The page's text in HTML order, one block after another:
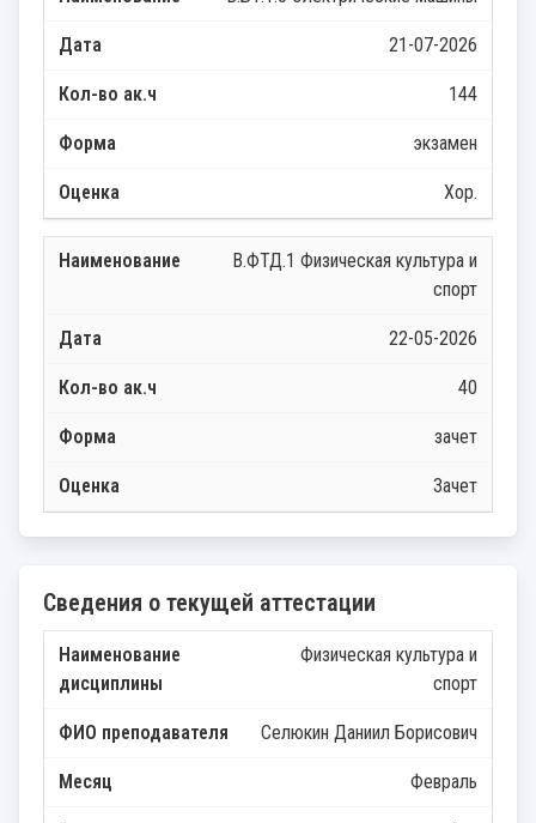
21-07-2026
144
экзамен
Хор.
В.ФТД.1 Физическая культура и
спорт
22-05-2026
40
зачет
Зачет
Сведения о текущей аттестации
Физическая культура и
спорт
Селюкин Даниил Борисович
Февраль